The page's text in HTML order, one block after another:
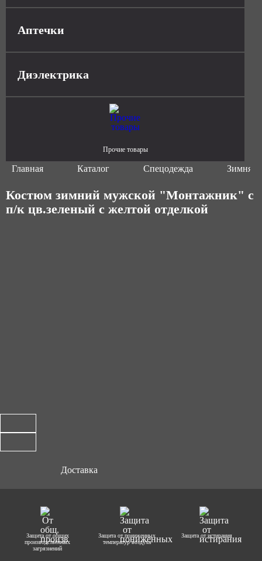
Аптечки
Диэлектрика
Прочие товары
Главная Каталог Спецодежда Зимняя
Костюм зимний мужской "Монтажник" с
п/к цв.зеленый с желтой отделкой
Доставка
Защита от общих
производственных
загрязнений
Защита от пониженных
температур воздуха
Защита от истирания